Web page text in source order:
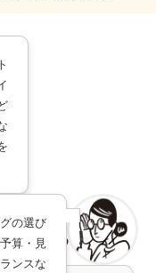
の選び
算・見
ンスな
こちら！